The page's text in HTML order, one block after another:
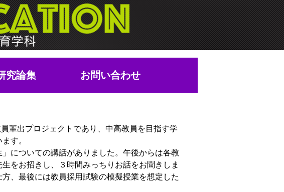
究論集 お問い合わせ
輩出プロジェクトであり、中高教員を目指す学
す。
についての講話がありました。午後からは各教
をお招きし、３時間みっちりお話をお聞きしま
、最後には教員採用試験の模擬授業を想定した